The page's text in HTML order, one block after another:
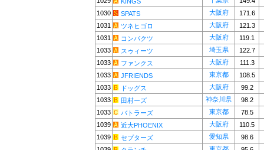
1030
SPATS 大阪府
171.6
1031
ツネヒゴロ 大阪府
121.3
1031
コンパクツ 大阪府
119.1
1033
スゥィーツ 埼玉県
122.7
1033
ファンクス 大阪府
111.3
1033
JFRIENDS 東京都
108.5
1033
ドッグス 大阪府
99.2
1033
田村ーズ 神奈川県
98.2
1033
バトラーズ 東京都
78.5
1039
近大PHOENIX 大阪府
110.5
1039
セプターズ 愛知県
98.6